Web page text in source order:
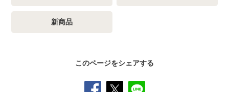
新商品
このページをシェアする